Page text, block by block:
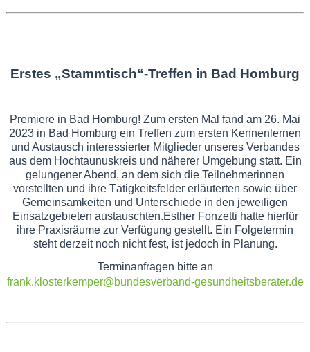
Erstes „Stammtisch“-Treffen in Bad Homburg
Premiere in Bad Homburg! Zum ersten Mal fand am 26. Mai
2023 in Bad Homburg ein Treffen zum ersten Kennenlernen
und Austausch interessierter Mitglieder unseres Verbandes
aus dem Hochtaunuskreis und näherer Umgebung statt. Ein
gelungener Abend, an dem sich die Teilnehmerinnen
vorstellten und ihre Tätigkeitsfelder erläuterten sowie über
Gemeinsamkeiten und Unterschiede in den jeweiligen
Einsatzgebieten austauschten.Esther Fonzetti hatte hierfür
ihre Praxisräume zur Verfügung gestellt. Ein Folgetermin
steht derzeit noch nicht fest, ist jedoch in Planung.
Terminanfragen bitte an
frank.klosterkemper@bundesverband-gesundheitsberater.de